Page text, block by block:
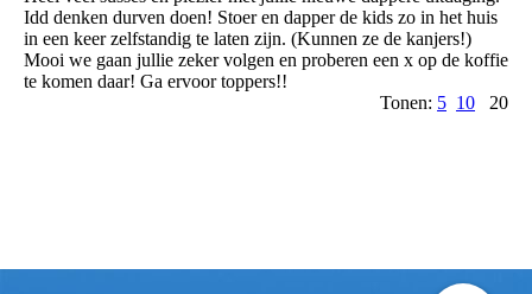
Idd denken durven doen! Stoer en dapper de kids zo in het huis
in een keer zelfstandig te laten zijn. (Kunnen ze de kanjers!)
Mooi we gaan jullie zeker volgen en proberen een x op de koffie
te komen daar! Ga ervoor toppers!!
Tonen: 5 10 20